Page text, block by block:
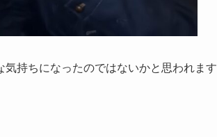
持ちになったのではないかと思われます